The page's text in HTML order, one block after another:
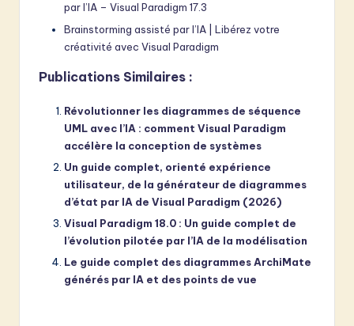
par l’IA – Visual Paradigm 17.3
Brainstorming assisté par l’IA | Libérez votre
créativité avec Visual Paradigm
Publications Similaires :
Révolutionner les diagrammes de séquence
UML avec l’IA : comment Visual Paradigm
accélère la conception de systèmes
Un guide complet, orienté expérience
utilisateur, de la générateur de diagrammes
d’état par IA de Visual Paradigm (2026)
Visual Paradigm 18.0 : Un guide complet de
l’évolution pilotée par l’IA de la modélisation
Le guide complet des diagrammes ArchiMate
générés par IA et des points de vue